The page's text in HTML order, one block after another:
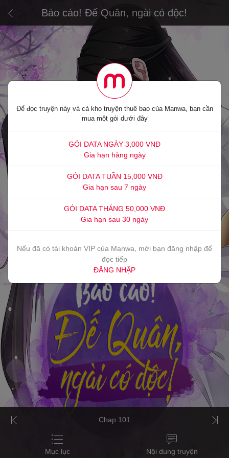
Báo cáo! Đế Quân, ngài có độc!
Chap 101
Mục lục Nội dung truyện
Để đọc truyện này và cả kho truyện thuê bao của Manwa, bạn cần
mua một gói dưới đây
GÓI DATA NGÀY 3,000 VNĐ
Gia hạn hàng ngày
GÓI DATA TUẦN 15,000 VNĐ
Gia hạn sau 7 ngày
GÓI DATA THÁNG 50,000 VNĐ
Gia hạn sau 30 ngày
Nếu đã có tài khoản VIP của Manwa, mời bạn đăng nhập để
đọc tiếp
ĐĂNG NHẬP